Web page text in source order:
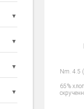
Nm. 4.5
65%